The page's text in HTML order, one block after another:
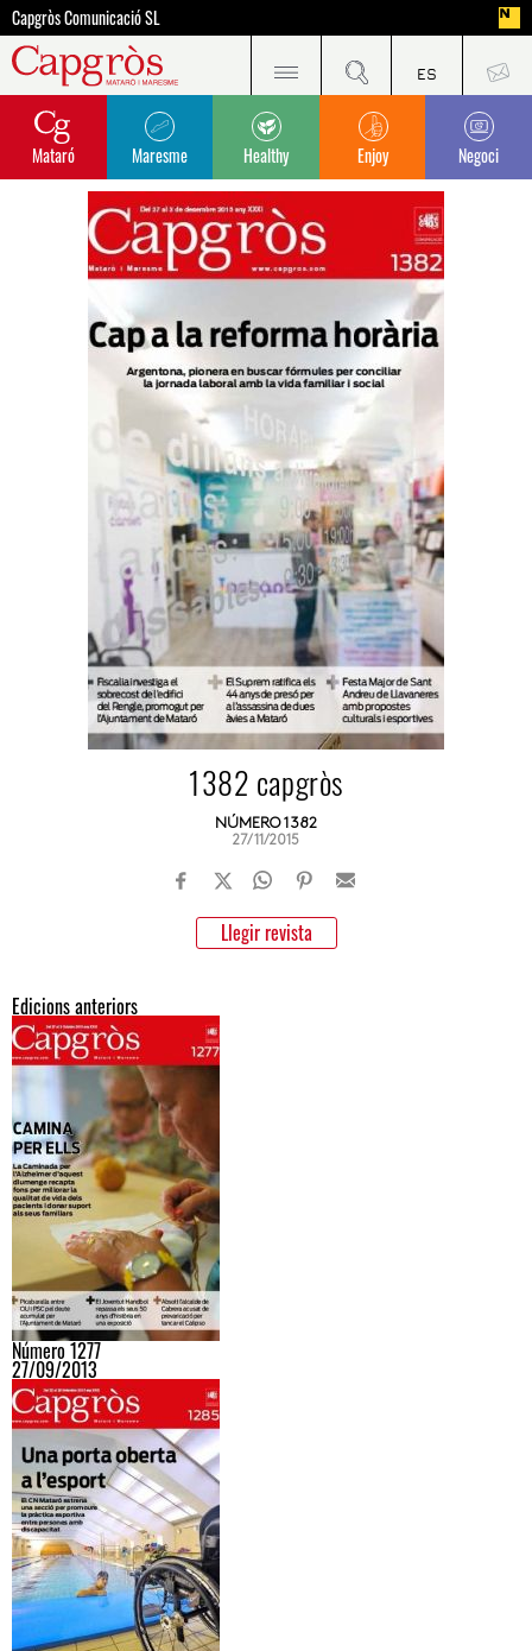
Capgròs Comunicació SL
Mataró Maresme Healthy Enjoy Negoci
1382 capgròs
NÚMERO 1382
27/11/2015
Llegir revista
Edicions anteriors
Número 1277
27/09/2013